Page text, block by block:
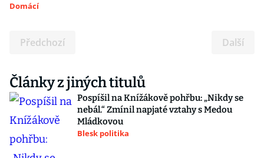
Domácí
Předchozí Další
Články z jiných titulů
Pospíšil na Knížákově pohřbu: „Nikdy se
nebál.“ Zmínil napjaté vztahy s Medou
Mládkovou
Blesk politika